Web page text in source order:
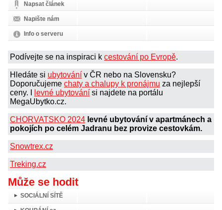
Napsat článek
Napište nám
Info o serveru
Podívejte se na inspiraci k cestování po Evropě.
Hledáte si ubytování v ČR nebo na Slovensku?
Doporučujeme chaty a chalupy k pronájmu za nejlepší
ceny. I
levné ubytování si najdete na portálu
MegaUbytko.cz.
CHORVATSKO 2024 levné ubytování v apartmánech a
pokojích po celém Jadranu bez provize cestovkám.
Snowtrex.cz
Treking.cz
Může se hodit
SOCIÁLNÍ SÍTĚ